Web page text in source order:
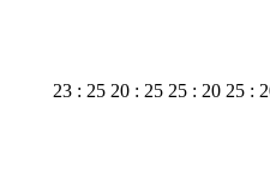
23 : 25 20 : 25 25 : 20 25 :